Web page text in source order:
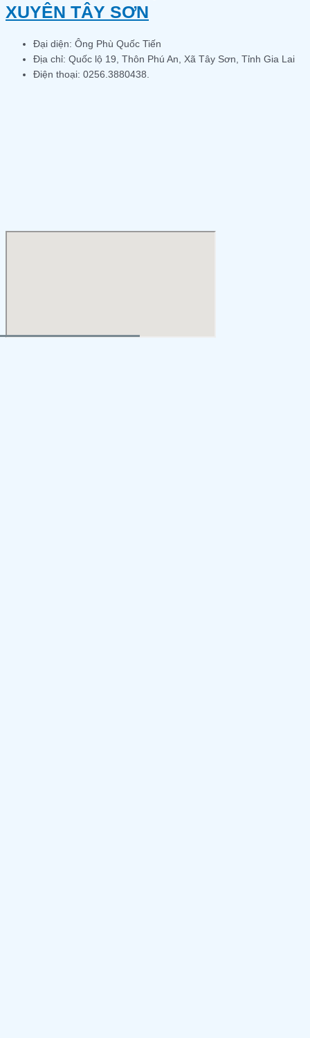
XUYÊN TÂY SƠN
Đại diện: Ông Phù Quốc Tiến
Địa chỉ: Quốc lộ 19, Thôn Phú An, Xã Tây Sơn, Tỉnh Gia Lai
Điện thoại: 0256.3880438.